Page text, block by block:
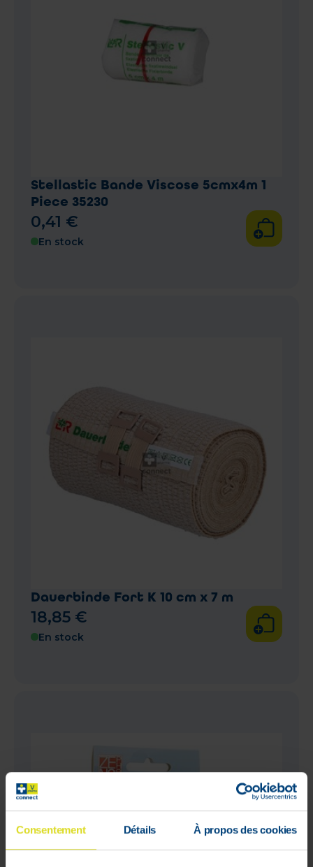
Consentement Détails À propos des cookies
Stellastic Bande Viscose 5cmx4m 1
Piece 35230
0,41 €
En stock
Dauerbinde Fort K 10 cm x 7 m
18,85 €
En stock